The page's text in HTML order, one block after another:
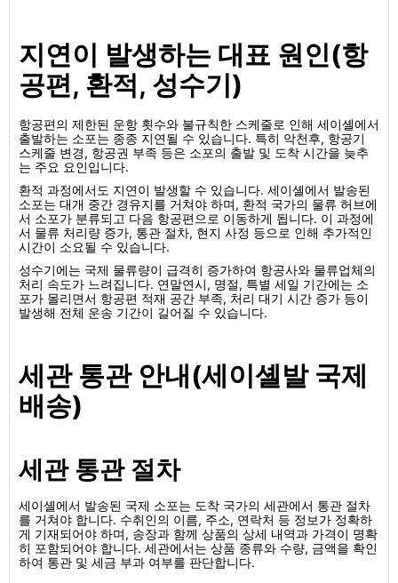
지연이 발생하는 대표 원인(항
공편, 환적, 성수기)
항공편의 제한된 운항 횟수와 불규칙한 스케줄로 인해 세이셸에서
출발하는 소포는 종종 지연될 수 있습니다. 특히 악천후, 항공기
스케줄 변경, 항공권 부족 등은 소포의 출발 및 도착 시간을 늦추
는 주요 요인입니다.
환적 과정에서도 지연이 발생할 수 있습니다. 세이셸에서 발송된
소포는 대개 중간 경유지를 거쳐야 하며, 환적 국가의 물류 허브에
서 소포가 분류되고 다음 항공편으로 이동하게 됩니다. 이 과정에
서 물류 처리량 증가, 통관 절차, 현지 사정 등으로 인해 추가적인
시간이 소요될 수 있습니다.
성수기에는 국제 물류량이 급격히 증가하여 항공사와 물류업체의
처리 속도가 느려집니다. 연말연시, 명절, 특별 세일 기간에는 소
포가 몰리면서 항공편 적재 공간 부족, 처리 대기 시간 증가 등이
발생해 전체 운송 기간이 길어질 수 있습니다.
세관 통관 안내(세이셸발 국제
배송)
세관 통관 절차
세이셸에서 발송된 국제 소포는 도착 국가의 세관에서 통관 절차
를 거쳐야 합니다. 수취인의 이름, 주소, 연락처 등 정보가 정확하
게 기재되어야 하며, 송장과 함께 상품의 상세 내역과 가격이 명확
히 포함되어야 합니다. 세관에서는 상품 종류와 수량, 금액을 확인
하여 통관 및 세금 부과 여부를 판단합니다.